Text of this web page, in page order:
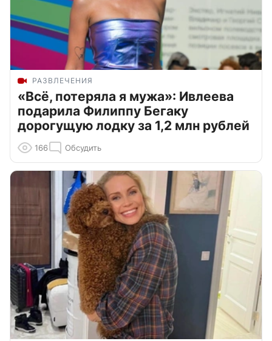
РАЗВЛЕЧЕНИЯ
«Всё, потеряла я мужа»: Ивлеева
подарила Филиппу Бегаку
дорогущую лодку за 1,2 млн рублей
166 Обсудить